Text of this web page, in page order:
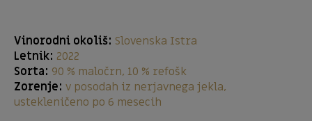
Vinorodni okoliš: Slovenska Istra
Letnik: 2022
Sorta: 90 % maločrn, 10 % refošk
Zorenje: v posodah iz nerjavnega jekla,
ustekleničeno po 6 mesecih